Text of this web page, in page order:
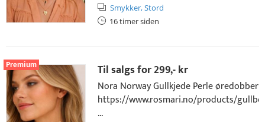
Smykker,Stord
16 timer siden
Premium Til salgs for299,- kr
Nora Norway Gullkjede Perle øredobber
https://www.rosmari.no/products/
...